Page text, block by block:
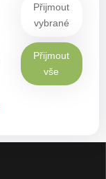
Přijmout
vybrané
Přijmout
vše